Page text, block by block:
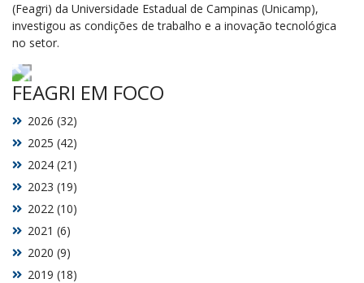
(Feagri) da Universidade Estadual de Campinas (Unicamp),
investigou as condições de trabalho e a inovação tecnológica
no setor.
FEAGRI EM FOCO
2019 (18)
2020 (9)
2021 (6)
2022 (10)
2023 (19)
2024 (21)
2025 (42)
2026 (32)